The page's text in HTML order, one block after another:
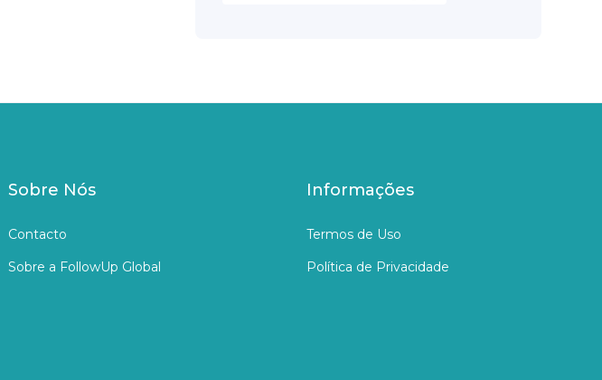
Sobre Nós
Contacto
Sobre a FollowUp Global
Informações
Termos de Uso
Política de Privacidade